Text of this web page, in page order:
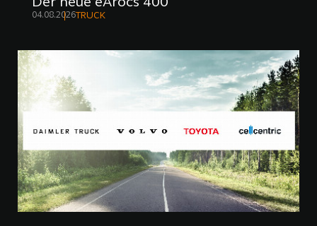
Der neue eArocs 400
04.08.2026 TRUCK